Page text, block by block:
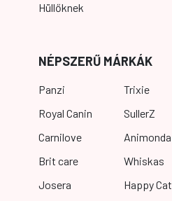
Hüllőknek
NÉPSZERŰ MÁRKÁK
Panzi
Royal Canin
Carnilove
Brit care
Josera
Trixie
SullerZ
Animonda
Whiskas
Happy Cat